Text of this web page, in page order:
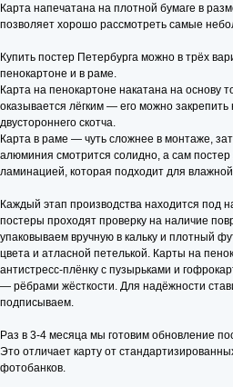
Карта напечатана на плотной бумаге в
позволяет хорошо рассмотреть самые
Купить постер Петербурга можно в трёх
пенокартоне и в раме.
Карта на пенокартоне накатана на основу
оказывается лёгким — его можно
двустороннего скотча.
Карта в раме — чуть сложнее в монтаже,
алюминия смотрится солидно, а сам
ламинацией, которая подходит для влажной
Каждый этап производства находится под
постеры проходят проверку на наличие
упаковываем вручную в кальку и плотный
цвета и атласной петелькой. Карты на
антистресс-плёнку с пузырьками и
— рёбрами жёсткости. Для надёжности
подписываем.
Раз в 3-4 месяца мы готовим обновление
Это отличает карту от
фотобанков.